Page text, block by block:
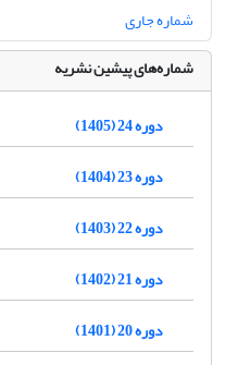
شماره جاری
شماره‌های پیشین نشریه
دوره 24 (1405)
دوره 23 (1404)
دوره 22 (1403)
دوره 21 (1402)
دوره 20 (1401)